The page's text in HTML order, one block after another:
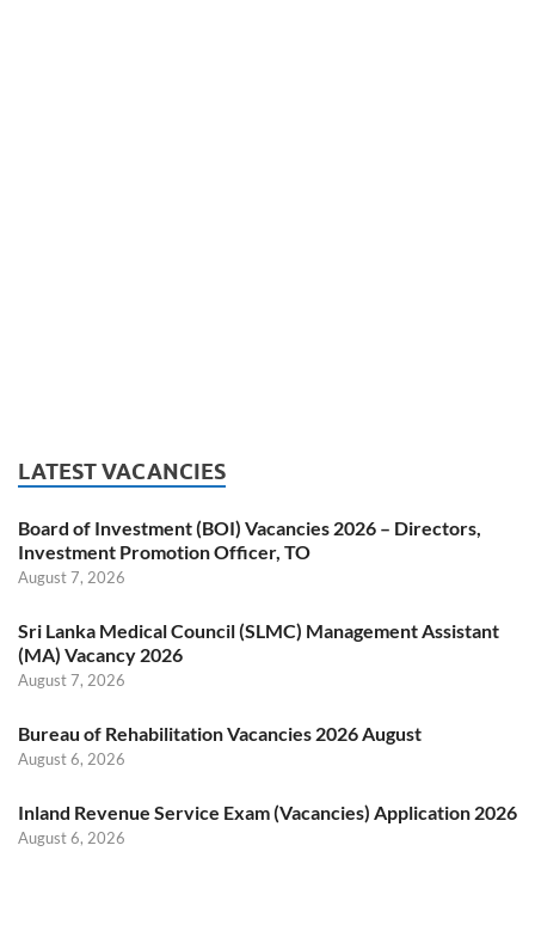
LATEST VACANCIES
Board of Investment (BOI) Vacancies 2026 – Directors,
Investment Promotion Officer, TO
August 7, 2026
Sri Lanka Medical Council (SLMC) Management Assistant
(MA) Vacancy 2026
August 7, 2026
Bureau of Rehabilitation Vacancies 2026 August
August 6, 2026
Inland Revenue Service Exam (Vacancies) Application 2026
August 6, 2026